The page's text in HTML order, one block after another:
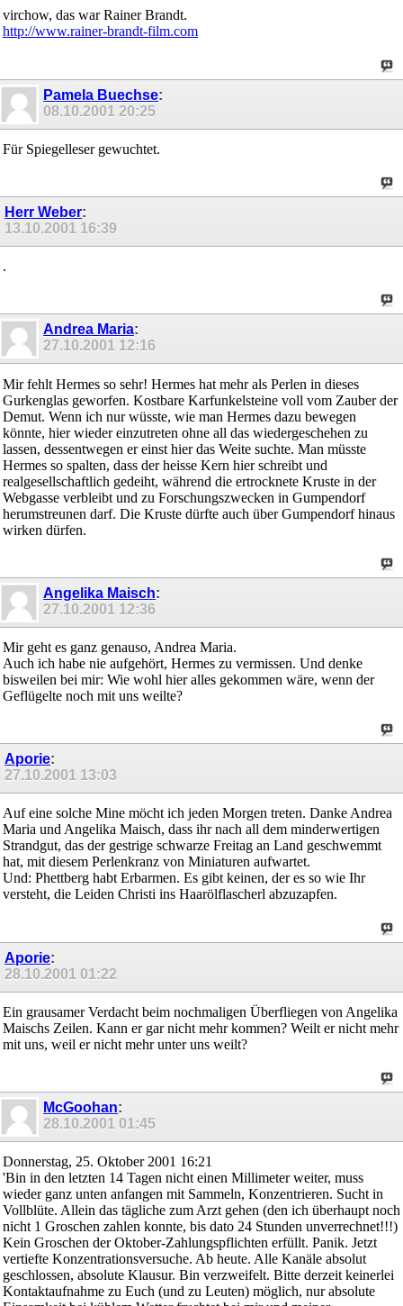
virchow, das war Rainer Brandt.
http://www.rainer-brandt-film.com
Pamela Buechse:
08.10.2001 20:25
Für Spiegelleser gewuchtet.
Herr Weber:
13.10.2001 16:39
.
Andrea Maria:
27.10.2001 12:16
Mir fehlt Hermes so sehr! Hermes hat mehr als Perlen in dieses
Gurkenglas geworfen. Kostbare Karfunkelsteine voll vom Zauber der
Demut. Wenn ich nur wüsste, wie man Hermes dazu bewegen
könnte, hier wieder einzutreten ohne all das wiedergeschehen zu
lassen, dessentwegen er einst hier das Weite suchte. Man müsste
Hermes so spalten, dass der heisse Kern hier schreibt und
realgesellschaftlich gedeiht, während die ertrocknete Kruste in der
Webgasse verbleibt und zu Forschungszwecken in Gumpendorf
herumstreunen darf. Die Kruste dürfte auch über Gumpendorf hinaus
wirken dürfen.
Angelika Maisch:
27.10.2001 12:36
Mir geht es ganz genauso, Andrea Maria.
Auch ich habe nie aufgehört, Hermes zu vermissen. Und denke
bisweilen bei mir: Wie wohl hier alles gekommen wäre, wenn der
Geflügelte noch mit uns weilte?
Aporie:
27.10.2001 13:03
Auf eine solche Mine möcht ich jeden Morgen treten. Danke Andrea
Maria und Angelika Maisch, dass ihr nach all dem minderwertigen
Strandgut, das der gestrige schwarze Freitag an Land geschwemmt
hat, mit diesem Perlenkranz von Miniaturen aufwartet.
Und: Phettberg habt Erbarmen. Es gibt keinen, der es so wie Ihr
versteht, die Leiden Christi ins Haarölflascherl abzuzapfen.
Aporie:
28.10.2001 01:22
Ein grausamer Verdacht beim nochmaligen Überfliegen von Angelika
Maischs Zeilen. Kann er gar nicht mehr kommen? Weilt er nicht mehr
mit uns, weil er nicht mehr unter uns weilt?
McGoohan:
28.10.2001 01:45
Donnerstag, 25. Oktober 2001 16:21
'Bin in den letzten 14 Tagen nicht einen Millimeter weiter, muss
wieder ganz unten anfangen mit Sammeln, Konzentrieren. Sucht in
Vollblüte. Allein das tägliche zum Arzt gehen (den ich überhaupt noch
nicht 1 Groschen zahlen konnte, bis dato 24 Stunden unverrechnet!!!)
Kein Groschen der Oktober-Zahlungspflichten erfüllt. Panik. Jetzt
vertiefte Konzentrationsversuche. Ab heute. Alle Kanäle absolut
geschlossen, absolute Klausur. Bin verzweifelt. Bitte derzeit keinerlei
Kontaktaufnahme zu Euch (und zu Leuten) möglich, nur absolute